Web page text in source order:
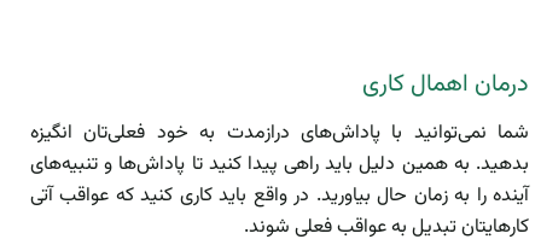
درمان اهمال کاری
شما نمی‌توانید با پاداش‌های درازمدت به خود فعلی‌تان انگیزه
بدهید. به همین دلیل باید راهی پیدا کنید تا پاداش‌ها و تنبیه‌های
آینده را به زمان حال بیاورید. در واقع باید کاری کنید که عواقب آتی
کارهایتان تبدیل به عواقب فعلی شوند.